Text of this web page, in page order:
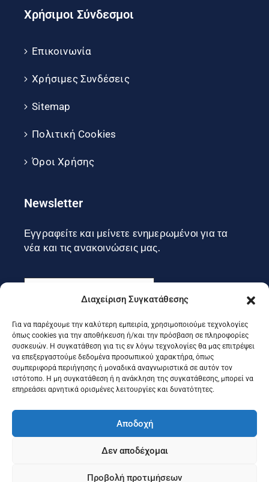
Διαχείριση Συγκατάθεσης
Για να παρέχουμε την καλύτερη εμπειρία, χρησιμοποιούμε τεχνολογίες
όπως cookies για την αποθήκευση ή/και την πρόσβαση σε πληροφορίες
συσκευών. Η συγκατάθεση για τις εν λόγω τεχνολογίες θα μας επιτρέψει
να επεξεργαστούμε δεδομένα προσωπικού χαρακτήρα, όπως
συμπεριφορά περιήγησης ή μοναδικά αναγνωριστικά σε αυτόν τον
ιστότοπο. Η μη συγκατάθεση ή η ανάκληση της συγκατάθεσης, μπορεί να
επηρεάσει αρνητικά ορισμένες λειτουργίες και δυνατότητες.
Αποδοχή
Δεν αποδέχομαι
Προβολή προτιμήσεων
Χρήσιμοι Σύνδεσμοι
Επικοινωνία
Χρήσιμες Συνδέσεις
Sitemap
Πολιτική Cookies
Όροι Χρήσης
Newsletter
Εγγραφείτε και μείνετε ενημερωμένοι για τα
νέα και τις ανακοινώσεις μας.
Εγγραφή
Ακολουθήστε μας στα social